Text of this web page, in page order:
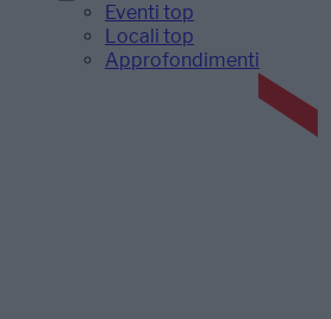
Eventi top
Locali top
Approfondimenti